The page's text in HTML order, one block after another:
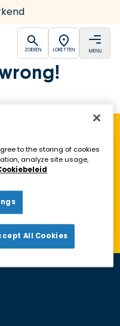
open
ZOEKEN LOKETTEN MENU
de buurt!
to the storing of cookies
analyze site usage,
All Cookies